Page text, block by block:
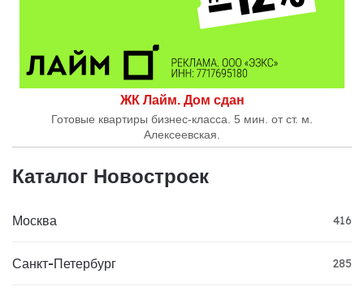
ЖК Лайм. Дом сдан
Готовые квартиры бизнес-класса. 5 мин. от ст. м.
Алексеевская.
Каталог Новостроек
Москва 416
Санкт-Петербург 285